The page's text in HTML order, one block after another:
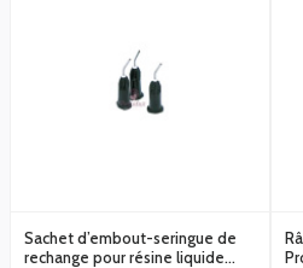
Sachet d’embout-seringue de
rechange pour résine liquide